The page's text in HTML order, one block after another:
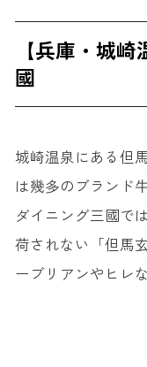
【兵庫・城
國
城崎温泉にある但
は幾多のブランド
ダイニング三國で
荷されない「但馬
ーブリアンやヒレ